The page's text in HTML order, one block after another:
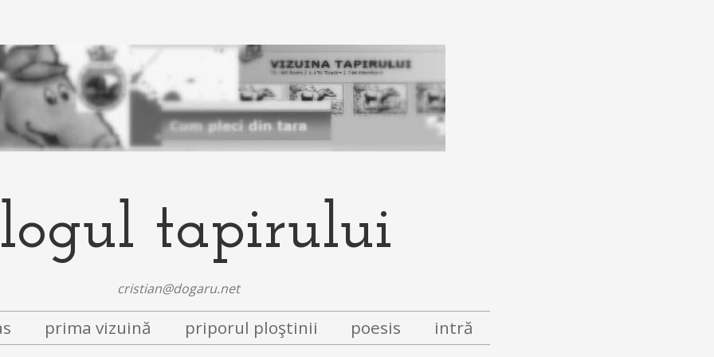
tapirului
cristian@dogaru.net
prima vizuină priporul ploştinii poesis intră